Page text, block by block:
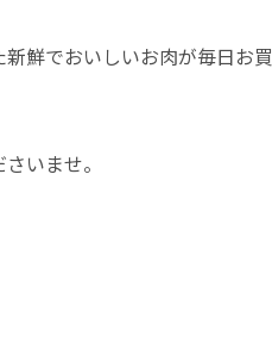
新鮮でおいしいお肉が毎日お買
いませ。